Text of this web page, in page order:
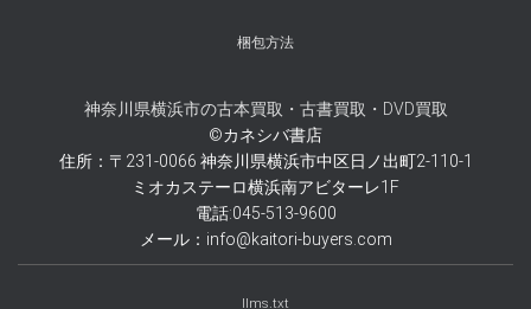
梱包方法
神奈川県横浜市の古本買取・古書買取・DVD買取
©カネシバ書店
住所：〒231-0066 神奈川県横浜市中区日ノ出町2-110-1
ミオカステーロ横浜南アビターレ1F
電話:045-513-9600
メール：info@kaitori-buyers.com
llms.txt